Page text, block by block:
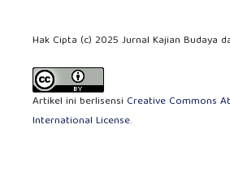
Hak Cipta (c) 2025 Jurnal Kajian Budaya
Artikel ini berlisensi Creative Commons
International License.